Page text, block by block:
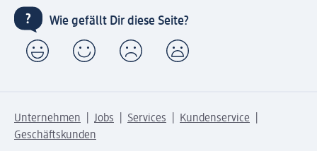
Wie gefällt Dir diese Seite?
Unternehmen Jobs Services
Kundenservice
Geschäftskunden